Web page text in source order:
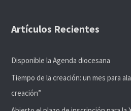
Artículos Recientes
Disponible la Agenda diocesana
Tiempo de la creación: un mes para
creación”